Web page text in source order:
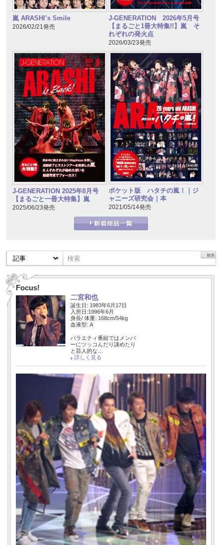
嵐 ARASHI’s Smile
2026/02/21発売
J-GENERATION 2026年5月号
【まるごと1冊大特集!!】嵐 そ
れぞれの発火点
2026/03/23発売
J-GENERATION 2025年8月号
【まるごと一冊大特集】嵐
2025/06/23発売
ポケット版 ハタチの嵐！｜ジ
ャニーズ研究会｜本
2021/05/14発売
Focus!
二宮和也
誕生日: 1983年6月17日
入所日:1996年6月
身長/ 体重: 168cm/54kg
血液型: A
バラエティ番組ではメンバ
ーにツッコんだり諌めたり
と芸人的な…
詳しく見る